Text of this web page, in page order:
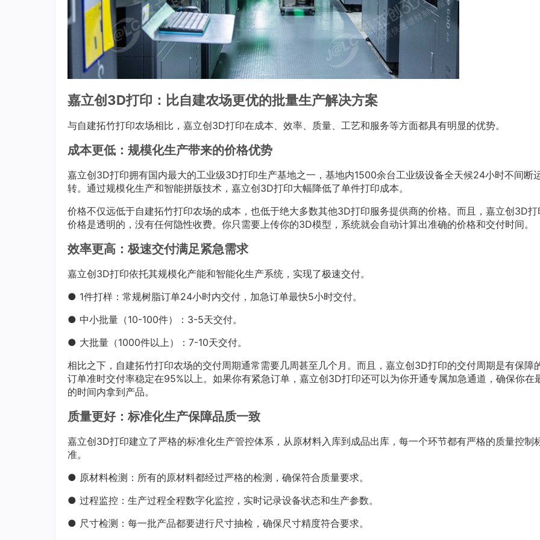
嘉立创3D打印：比自建农场更优的批量生产解决方案
与自建拓竹打印农场相比，嘉立创3D打印在成本、效率、质量、工艺和服务等方面都具有明显的优势。
成本更低：规模化生产带来的价格优势
嘉立创3D打印拥有国内最大的工业级3D打印生产基地之一，基地内1500余台工业级设备全天候24小时不间断
转。通过规模化生产和智能拼版技术，嘉立创3D打印大幅降低了单件打印成本。
价格不仅远低于自建拓竹打印农场的成本，也低于绝大多数其他3D打印服务提供商的价格。而且，嘉立创3D打
价格是透明的，没有任何隐性收费。你只需要上传你的3D模型，系统就会自动计算出准确的价格和交付时间。
效率更高：极速交付满足紧急需求
嘉立创3D打印依托其规模化产能和智能化生产系统，实现了极速交付。
● 1件打样：常规树脂订单24小时内交付，加急订单最快5小时交付。
● 中小批量（10-100件）：3-5天交付。
● 大批量（1000件以上）：7-10天交付。
相比之下，自建拓竹打印农场的交付周期通常需要几周甚至几个月。而且，嘉立创3D打印的交付周期是有保障
订单准时交付率稳定在95%以上。如果你有紧急订单，嘉立创3D打印还可以为你开通专属加急通道，确保你在
的时间内拿到产品。
质量更好：标准化生产保障品质一致
嘉立创3D打印建立了严格的标准化生产管控体系，从原材料入库到成品出库，每一个环节都有严格的质量控制
准。
● 原材料检测：所有的原材料都经过严格的检测，确保符合质量要求。
● 过程监控：生产过程全程数字化监控，实时记录设备状态和生产参数。
● 尺寸检测：每一批产品都要进行尺寸抽检，确保尺寸精度符合要求。